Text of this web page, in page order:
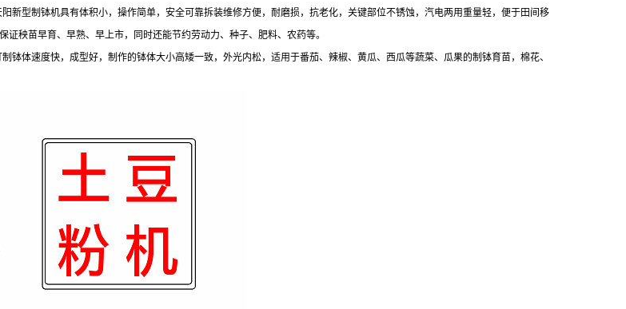
新型制钵机具有体积小，操作简单，安全可靠拆装维修方便，耐磨损，抗老化，关键部位不锈蚀，汽电两用重量轻，便于田间移
秧苗早育、早熟、早上市，同时还能节约劳动力、种子、肥料、农药等。
体速度快，成型好，制作的钵体大小高矮一致，外光内松，适用于番茄、辣椒、黄瓜、西瓜等蔬菜、瓜果的制钵育苗，棉花、